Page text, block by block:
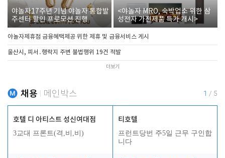
야놀자17주년 기념 야놀자 통합발
주센터 할인 프로모션 진행
<야놀자 MRO, 숙박업소 위한 삼
성전자 가전제품 특가 개시>
야놀자제휴점 금융혜택제공 위한 제휴 및 금융서비스 게시
울산시, 피서․행락지 주변 불법행위 19건 적발
더보기
채용 메인박스 1 / 5
호텔 디 아티스트 성신여대점
3교대 프론트(격,비,비)
티호텔
프런트당번 주5일 근무 구인합
니다